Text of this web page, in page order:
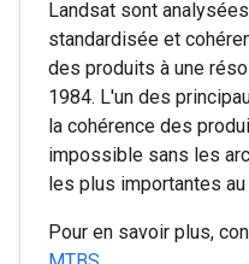
Landsat sont
standardisée et
des produits à une
1984. L'un des
la cohérence des
impossible sans les
les plus importantes au
Pour en savoir plus,